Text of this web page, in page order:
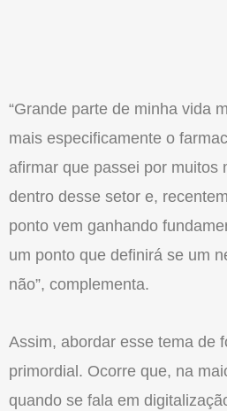
“Grande parte de minha vida
mais especificamente o
afirmar que passei por muitos
dentro desse setor e,
ponto vem ganhando
um ponto que definirá se um
não”, complementa.
Assim, abordar esse tema de
primordial. Ocorre que, na
quando se fala em